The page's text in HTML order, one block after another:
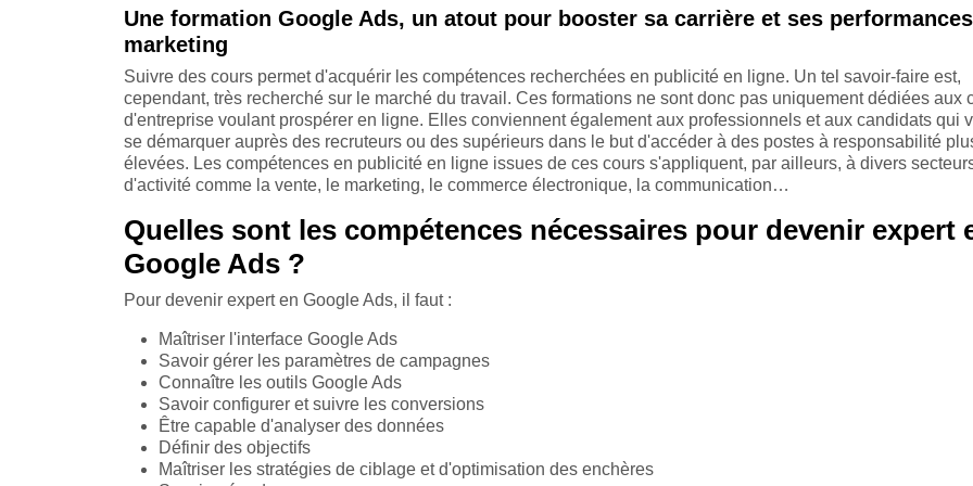
Une formation Google Ads, un atout pour booster sa carrière et ses performances
marketing
Suivre des cours permet d'acquérir les compétences recherchées en publicité en ligne. Un tel savoir-faire est,
cependant, très recherché sur le marché du travail. Ces formations ne sont donc pas uniquement dédiées aux
d'entreprise voulant prospérer en ligne. Elles conviennent également aux professionnels et aux candidats qui
se démarquer auprès des recruteurs ou des supérieurs dans le but d'accéder à des postes à responsabilité
élevées. Les compétences en publicité en ligne issues de ces cours s'appliquent, par ailleurs, à divers
d'activité comme la vente, le marketing, le commerce électronique, la communication…
Quelles sont les compétences nécessaires pour devenir expert
Google Ads ?
Pour devenir expert en Google Ads, il faut :
Maîtriser l'interface Google Ads
Savoir gérer les paramètres de campagnes
Connaître les outils Google Ads
Savoir configurer et suivre les conversions
Être capable d'analyser des données
Définir des objectifs
Maîtriser les stratégies de ciblage et d'optimisation des enchères